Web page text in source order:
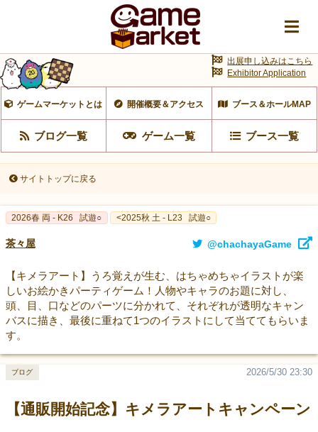
ゲームマーケットとは 開催概要＆アクセス ブース＆ホールMAP
ブログ一覧 ゲーム一覧 ブース一覧
出展申し込みはこちら
Exhibitor Application
サイトトップに戻る
2026春 両 - K26 試遊○ <2025秋 土 - L23 試遊○
茶々屋 @chachayaGame
【キメラアート】うろ覚えが生む、はちゃめちゃイラストが楽
しいお絵かきパーティゲーム！人物やキャラのお題に対し、
頭、目、口などのパーツに分かれて、それぞれが透明なキャン
バスに描き、最後に重ねて1つのイラストにして当ててもらいま
す。
【通販開始記念】キメラアートキャンペーン
2026/5/30 23:30
ブログ